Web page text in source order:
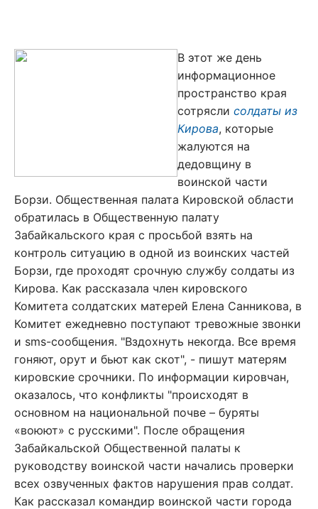
В этот же день
информационное
пространство края
сотрясли солдаты из
Кирова, которые
жалуются на
дедовщину в
воинской части
Борзи. Общественная палата Кировской области
обратилась в Общественную палату
Забайкальского края с просьбой взять на
контроль ситуацию в одной из воинских частей
Борзи, где проходят срочную службу солдаты из
Кирова. Как рассказала член кировского
Комитета солдатских матерей Елена Санникова, в
Комитет ежедневно поступают тревожные звонки
и sms-сообщения. "Вздохнуть некогда. Все время
гоняют, орут и бьют как скот", - пишут матерям
кировские срочники. По информации кировчан,
оказалось, что конфликты "происходят в
основном на национальной почве – буряты
«воюют» с русскими". После обращения
Забайкальской Общественной палаты к
руководству воинской части начались проверки
всех озвученных фактов нарушения прав солдат.
Как рассказал командир воинской части города